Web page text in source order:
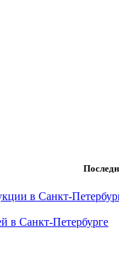
в Санкт-
в Санкт-Петербурге